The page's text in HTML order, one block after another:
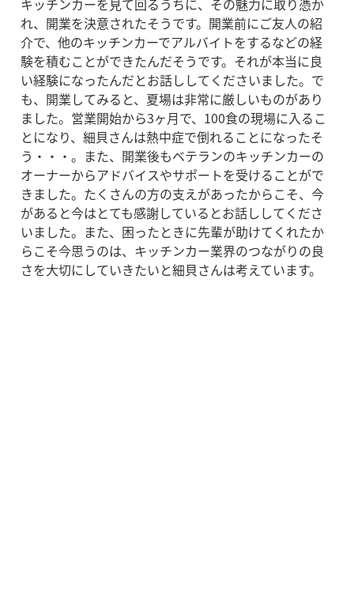
れ、開業を決意されたそうです。開業前にご友人の紹
介で、他のキッチンカーでアルバイトをするなどの経
験を積むことができたんだそうです。それが本当に良
い経験になったんだとお話ししてくださいました。で
も、開業してみると、夏場は非常に厳しいものがあり
ました。営業開始から3ヶ月で、100食の現場に入るこ
とになり、細貝さんは熱中症で倒れることになったそ
う・・・。また、開業後もベテランのキッチンカーの
オーナーからアドバイスやサポートを受けることがで
きました。たくさんの方の支えがあったからこそ、今
があると今はとても感謝しているとお話ししてくださ
いました。また、困ったときに先輩が助けてくれたか
らこそ今思うのは、キッチンカー業界のつながりの良
さを大切にしていきたいと細貝さんは考えています。